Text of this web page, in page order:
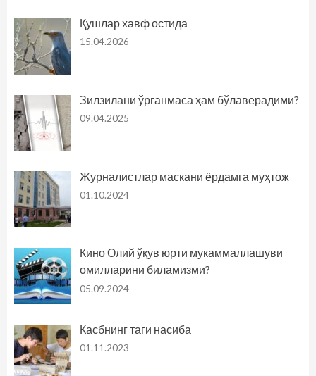
Қушлар хавф остида
15.04.2026
Зилзилани ўрганмаса ҳам бўлаверадими?
09.04.2025
Журналистлар маскани ёрдамга муҳтож
01.10.2024
Кино Олий ўқув юрти мукаммаллашуви
омилларини биламизми?
05.09.2024
Касбнинг таги насиба
01.11.2023